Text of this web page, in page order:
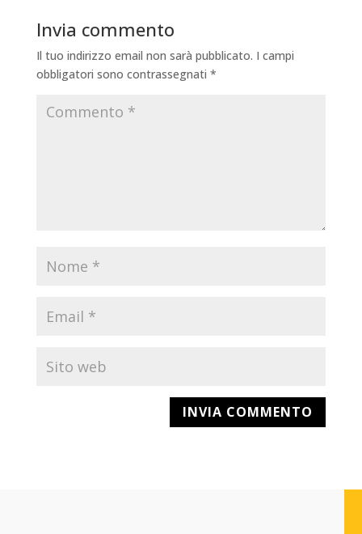
Invia commento
Il tuo indirizzo email non sarà pubblicato. I campi
obbligatori sono contrassegnati *